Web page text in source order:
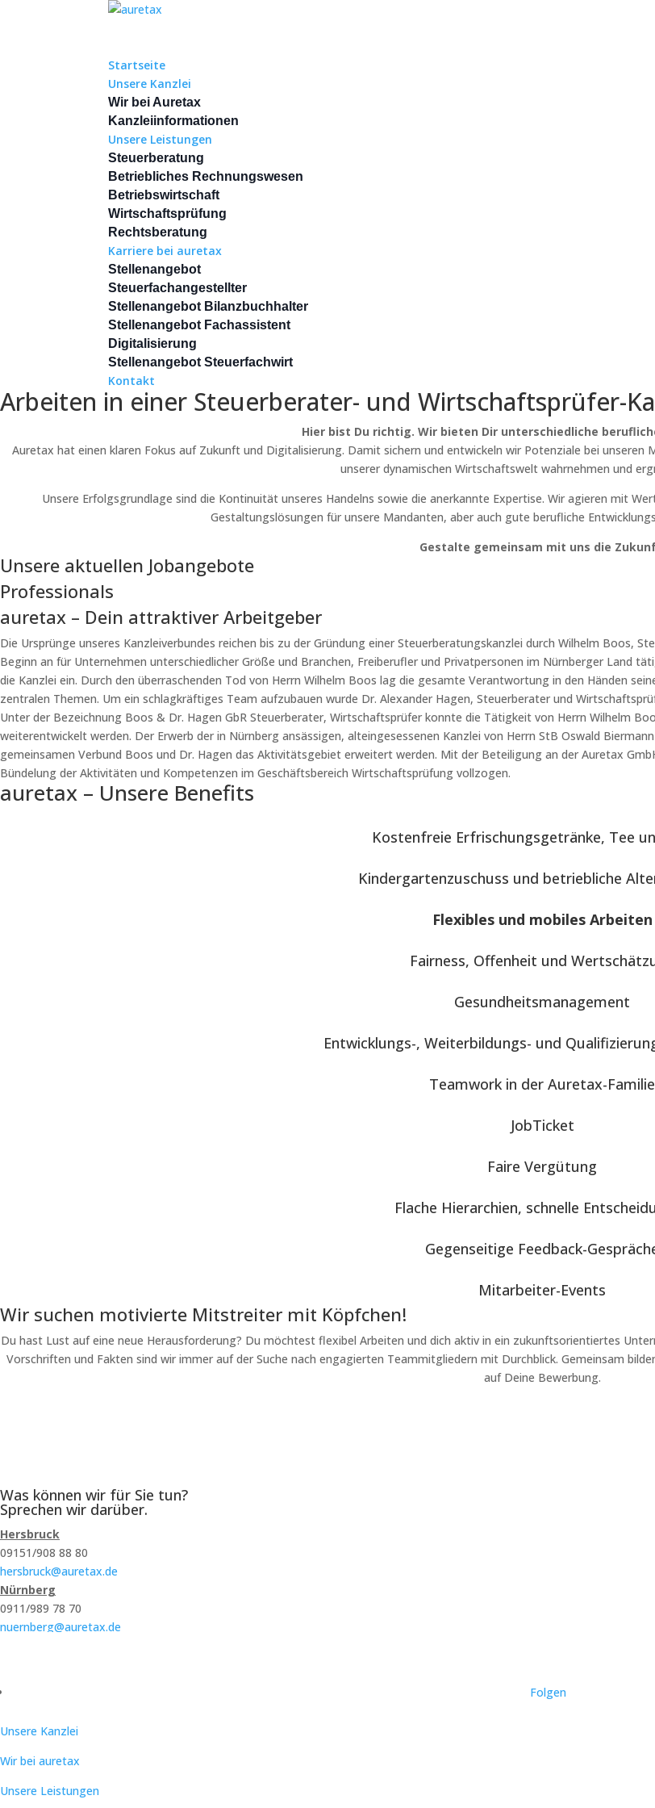
Startseite
Unsere Kanzlei
Wir bei Auretax
Kanzleiinformationen
Unsere Leistungen
Steuerberatung
Betriebliches Rechnungswesen
Betriebswirtschaft
Wirtschaftsprüfung
Rechtsberatung
Karriere bei auretax
Stellenangebot
Steuerfachangestellter
Stellenangebot Bilanzbuchhalter
Stellenangebot Fachassistent
Digitalisierung
Stellenangebot Steuerfachwirt
Kontakt
Arbeiten in einer Steuerberater- und Wirtschaftsprüfer-
Hier bist Du richtig. Wir bieten Dir unterschiedliche
Auretax hat einen klaren Fokus auf Zukunft und Digitalisierung. Damit sichern und entwickeln wir Potenziale bei
unserer dynamischen Wirtschaftswelt wahrnehmen und
Unsere Erfolgsgrundlage sind die Kontinuität unseres Handelns sowie die anerkannte Expertise. Wir agieren mit
Gestaltungslösungen für unsere Mandanten, aber auch gute berufliche
Gestalte gemeinsam mit uns die
Unsere aktuellen Jobangebote
Professionals
auretax – Dein attraktiver Arbeitgeber
Die Ursprünge unseres Kanzleiverbundes reichen bis zu der Gründung einer Steuerberatungskanzlei durch Wilhelm Boos,
Beginn an für Unternehmen unterschiedlicher Größe und Branchen, Freiberufler und Privatpersonen im Nürnberger Land
die Kanzlei ein. Durch den überraschenden Tod von Herrn Wilhelm Boos lag die gesamte Verantwortung in den Händen
zentralen Themen. Um ein schlagkräftiges Team aufzubauen wurde Dr. Alexander Hagen, Steuerberater und
Unter der Bezeichnung Boos & Dr. Hagen GbR Steuerberater, Wirtschaftsprüfer konnte die Tätigkeit von Herrn Wilhelm
weiterentwickelt werden. Der Erwerb der in Nürnberg ansässigen, alteingesessenen Kanzlei von Herrn StB Oswald
gemeinsamen Verbund Boos und Dr. Hagen das Aktivitätsgebiet erweitert werden. Mit der Beteiligung an der Auretax
Bündelung der Aktivitäten und Kompetenzen im Geschäftsbereich Wirtschaftsprüfung vollzogen.
auretax – Unsere Benefits
Kostenfreie Erfrischungsgetränke, Tee
Kindergartenzuschuss und betriebliche
Flexibles und mobiles Arbeiten
Fairness, Offenheit und
Gesundheitsmanagement
Entwicklungs-, Weiterbildungs- und
Teamwork in der Auretax-Familie
JobTicket
Faire Vergütung
Flache Hierarchien, schnelle
Gegenseitige Feedback-
Mitarbeiter-Events
Wir suchen motivierte Mitstreiter mit Köpfchen!
Du hast Lust auf eine neue Herausforderung? Du möchtest flexibel Arbeiten und dich aktiv in ein zukunftsorientiertes
Vorschriften und Fakten sind wir immer auf der Suche nach engagierten Teammitgliedern mit Durchblick. Gemeinsam
auf Deine Bewerbung.
Was können wir für Sie tun?
Sprechen wir darüber.
Hersbruck
09151/908 88 80
hersbruck@auretax.de
Nürnberg
0911/989 78 70
nuernberg@auretax.de
Folgen
Unsere Kanzlei
Wir bei auretax
Unsere Leistungen